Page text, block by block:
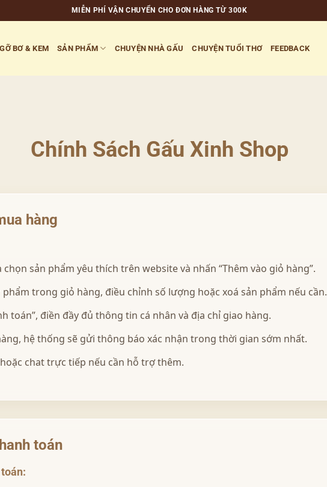
MIỄN PHÍ VẬN CHUYỂN CHO ĐƠN HÀNG TỪ 300K
BƠ & KEM SẢN PHẨM CHUYỆN NHÀ GẤU CHUYỆN TUỔI THƠ FEEDBACK
Chính Sách Gấu Xinh Shop
hàng
chọn sản phẩm yêu thích trên website và nhấn “Thêm vào giỏ hàng”.
phẩm trong giỏ hàng, điều chỉnh số lượng hoặc xoá sản phẩm nếu cần.
toán”, điền đầy đủ thông tin cá nhân và địa chỉ giao hàng.
hệ thống sẽ gửi thông báo xác nhận trong thời gian sớm nhất.
chat trực tiếp nếu cần hỗ trợ thêm.
toán